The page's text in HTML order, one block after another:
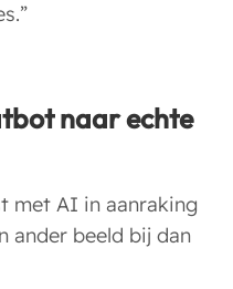
naar echte
met AI in aanraking
ander beeld bij dan